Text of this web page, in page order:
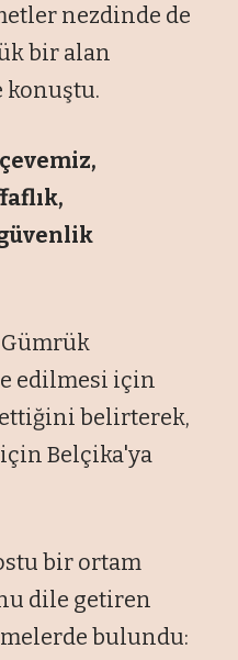
nezdinde de
bir alan
konuştu.
Gümrük
edilmesi için
ettiğini belirterek,
Belçika'ya
bir ortam
dile getiren
bulundu: